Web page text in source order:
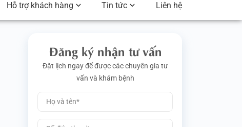
Hỗ trợ khách hàng Tin tức Liên hệ
Đăng ký nhận tư vấn
Đặt lịch ngay để được các chuyên gia tư
vấn và khám bệnh